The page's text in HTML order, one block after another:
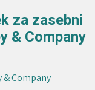
za zasebni
& Company
& Company